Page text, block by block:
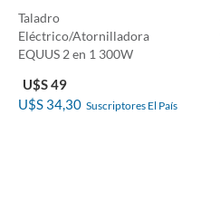
Taladro
Eléctrico/Atornilladora
EQUUS 2 en 1 300W
U$S 49
U$S 34,30 Suscriptores El País